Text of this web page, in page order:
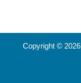
Copyright © 2026